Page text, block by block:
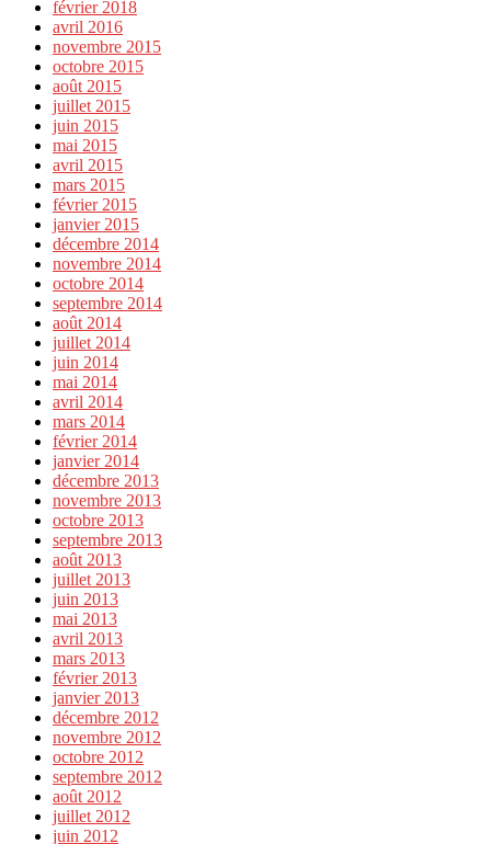
février 2018
avril 2016
novembre 2015
octobre 2015
août 2015
juillet 2015
juin 2015
mai 2015
avril 2015
mars 2015
février 2015
janvier 2015
décembre 2014
novembre 2014
octobre 2014
septembre 2014
août 2014
juillet 2014
juin 2014
mai 2014
avril 2014
mars 2014
février 2014
janvier 2014
décembre 2013
novembre 2013
octobre 2013
septembre 2013
août 2013
juillet 2013
juin 2013
mai 2013
avril 2013
mars 2013
février 2013
janvier 2013
décembre 2012
novembre 2012
octobre 2012
septembre 2012
août 2012
juillet 2012
juin 2012